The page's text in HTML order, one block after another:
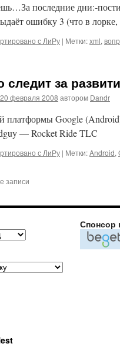
последние дни:-
ошибку 3 (что в
с ЛиРу | Метки:xml,
следит за
20 февраля 2008 автором Dandr
Google
— Rocket Ride TLC
с ЛиРу | Метки:Android,
записи
Спонсор